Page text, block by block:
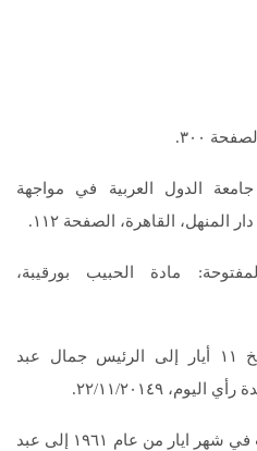
الدول العربية في مواجهة
مادة الحبيب بورقيبة،
(27). جون كنيدي: رسالة بتاريخ ١١ أيار إلى الرئيس جمال عبد
٢٢/١١/٢٠١٤٩.
(28). جون كنيدي، رسالة ارسلت في شهر ايار من عام ١٩٦١ إلى عبد